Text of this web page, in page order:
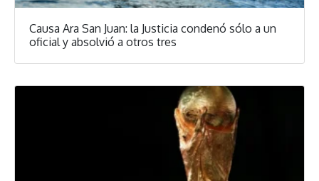
Causa Ara San Juan: la Justicia condenó sólo a un
oficial y absolvió a otros tres